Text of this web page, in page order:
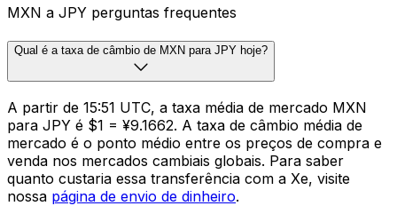
MXN a JPY perguntas frequentes
Qual é a taxa de câmbio de MXN para JPY hoje?
A partir de 15:51 UTC, a taxa média de mercado MXN
para JPY é $1 = ¥9.1662. A taxa de câmbio média de
mercado é o ponto médio entre os preços de compra e
venda nos mercados cambiais globais. Para saber
quanto custaria essa transferência com a Xe, visite
nossa página de envio de dinheiro.